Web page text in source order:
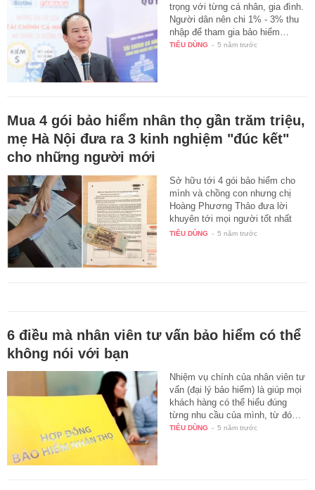
trọng với từng cá nhân, gia đình.
Người dân nên chi 1% - 3% thu
nhập để tham gia bảo hiểm…
TIÊU DÙNG - 5 năm trước
Mua 4 gói bảo hiểm nhân thọ gần trăm triệu,
mẹ Hà Nội đưa ra 3 kinh nghiệm "đúc kết"
cho những người mới
Sở hữu tới 4 gói bảo hiểm cho
mình và chồng con nhưng chị
Hoàng Phương Thảo đưa lời
khuyên tới mọi người tốt nhất
chỉ…
TIÊU DÙNG - 5 năm trước
6 điều mà nhân viên tư vấn bảo hiểm có thể
không nói với bạn
Nhiệm vụ chính của nhân viên tư
vấn (đại lý bảo hiểm) là giúp mọi
khách hàng có thể hiểu đúng
từng nhu cầu của mình, từ đó…
TIÊU DÙNG - 5 năm trước